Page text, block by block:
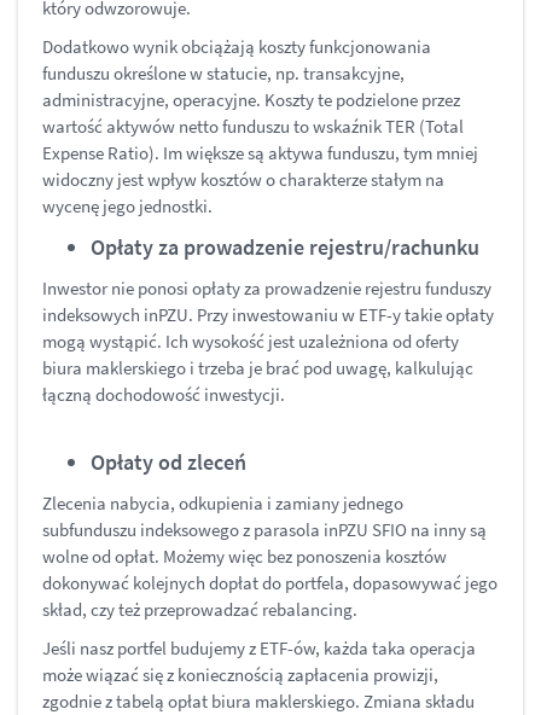
który odwzorowuje.
Dodatkowo wynik obciążają koszty funkcjonowania
funduszu określone w statucie, np. transakcyjne,
administracyjne, operacyjne. Koszty te podzielone przez
wartość aktywów netto funduszu to wskaźnik TER (Total
Expense Ratio). Im większe są aktywa funduszu, tym mniej
widoczny jest wpływ kosztów o charakterze stałym na
wycenę jego jednostki.
Opłaty za prowadzenie rejestru/rachunku
Inwestor nie ponosi opłaty za prowadzenie rejestru funduszy
indeksowych inPZU. Przy inwestowaniu w ETF-y takie opłaty
mogą wystąpić. Ich wysokość jest uzależniona od oferty
biura maklerskiego i trzeba je brać pod uwagę, kalkulując
łączną dochodowość inwestycji.
Opłaty od zleceń
Zlecenia nabycia, odkupienia i zamiany jednego
subfunduszu indeksowego z parasola inPZU SFIO na inny są
wolne od opłat. Możemy więc bez ponoszenia kosztów
dokonywać kolejnych dopłat do portfela, dopasowywać jego
skład, czy też przeprowadzać rebalancing.
Jeśli nasz portfel budujemy z ETF-ów, każda taka operacja
może wiązać się z koniecznością zapłacenia prowizji,
zgodnie z tabelą opłat biura maklerskiego. Zmiana składu